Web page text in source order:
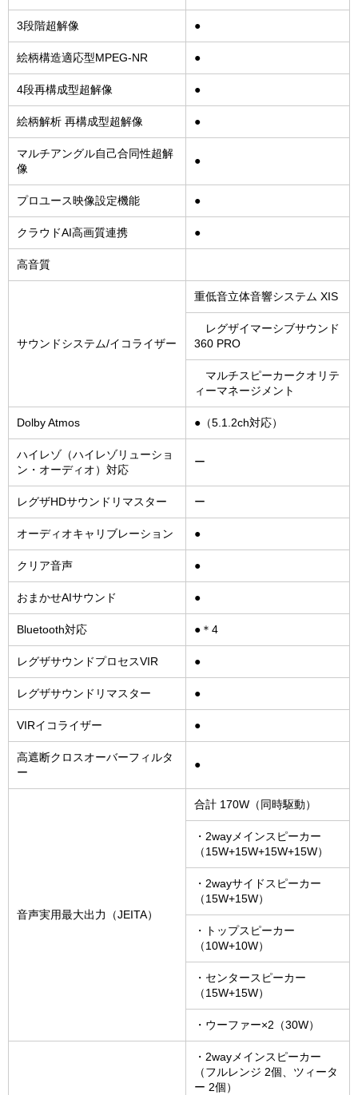
3段階超解像 ●
絵柄構造適応型MPEG-NR ●
4段再構成型超解像 ●
絵柄解析 再構成型超解像 ●
マルチアングル自己合同性超解
像
●
プロユース映像設定機能 ●
クラウドAI高画質連携 ●
高音質
サウンドシステム/イコライザー
重低音立体音響システム XIS
レグザイマーシブサウンド
360 PRO
マルチスピーカークオリテ
ィーマネージメント
Dolby Atmos ●（5.1.2ch対応）
ハイレゾ（ハイレゾリューショ
ン・オーディオ）対応
ー
レグザHDサウンドリマスター ー
オーディオキャリブレーション ●
クリア音声 ●
おまかせAIサウンド ●
Bluetooth対応 ●＊4
レグザサウンドプロセスVIR ●
レグザサウンドリマスター ●
VIRイコライザー ●
高遮断クロスオーバーフィルタ
ー
●
音声実用最大出力（JEITA）
合計 170W（同時駆動）
・2wayメインスピーカー
（15W+15W+15W+15W）
・2wayサイドスピーカー
（15W+15W）
・トップスピーカー
（10W+10W）
・センタースピーカー
（15W+15W）
・ウーファー×2（30W）
・2wayメインスピーカー
（フルレンジ 2個、ツィータ
ー 2個）